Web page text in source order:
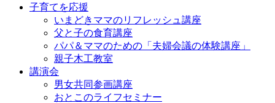
子育てを応援
いまどきママのリフレッシュ講座
父と子の食育講座
パパ＆ママのための「夫婦会議の体験講座」
親子木工教室
講演会
男女共同参画講座
おとこのライフセミナー